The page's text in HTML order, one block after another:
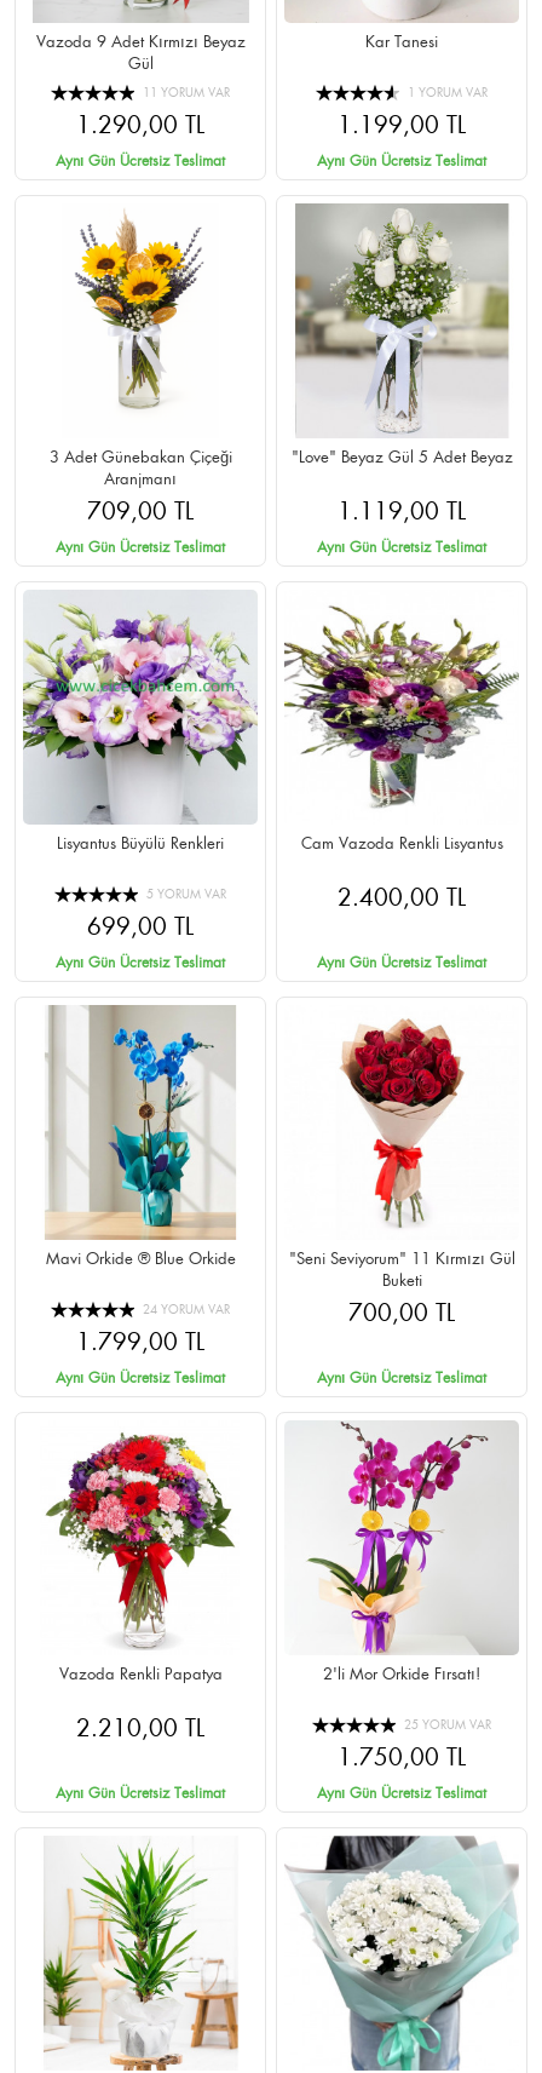
Vazoda 9 Adet Kırmızı Beyaz
Gül
11 YORUM VAR
1.290,00 TL
Aynı Gün Ücretsiz Teslimat
Kar Tanesi
1 YORUM VAR
1.199,00 TL
Aynı Gün Ücretsiz Teslimat
3 Adet Günebakan Çiçeği
Aranjmanı
709,00 TL
Aynı Gün Ücretsiz Teslimat
"Love" Beyaz Gül 5 Adet Beyaz
1.119,00 TL
Aynı Gün Ücretsiz Teslimat
Lisyantus Büyülü Renkleri
5 YORUM VAR
699,00 TL
Aynı Gün Ücretsiz Teslimat
Cam Vazoda Renkli Lisyantus
2.400,00 TL
Aynı Gün Ücretsiz Teslimat
Mavi Orkide ® Blue Orkide
24 YORUM VAR
1.799,00 TL
Aynı Gün Ücretsiz Teslimat
"Seni Seviyorum" 11 Kırmızı Gül
Buketi
700,00 TL
Aynı Gün Ücretsiz Teslimat
Vazoda Renkli Papatya
2.210,00 TL
Aynı Gün Ücretsiz Teslimat
2'li Mor Orkide Fırsatı!
25 YORUM VAR
1.750,00 TL
Aynı Gün Ücretsiz Teslimat